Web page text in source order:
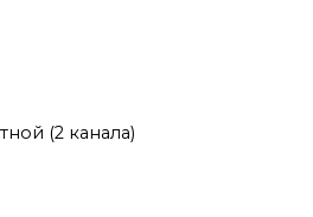
(2 канала)